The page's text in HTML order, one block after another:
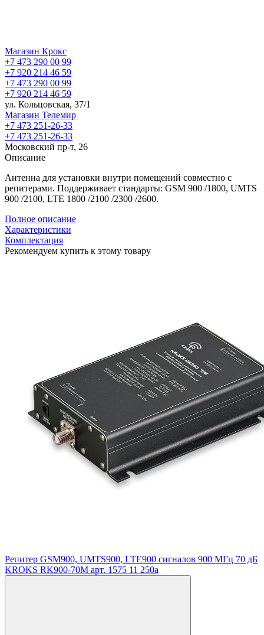
Магазин Крокс
+7 473 290 00 99
+7 920 214 46 59
+7 473 290 00 99
+7 920 214 46 59
ул. Кольцовская, 37/1
Магазин Телемир
+7 473 251-26-33
+7 473 251-26-33
Московский пр-т, 26
Описание
Антенна для установки внутри помещений совместно с
репитерами. Поддерживает стандарты: GSM 900 /1800, UMTS
900 /2100, LTE 1800 /2100 /2300 /2600.
Полное описание
Характеристики
Комплектация
Рекомендуем купить к этому товару
Репитер GSM900, UMTS900, LTE900 сигналов 900 МГц 70 дБ
KROKS RK900-70M арт. 1575 11 250a